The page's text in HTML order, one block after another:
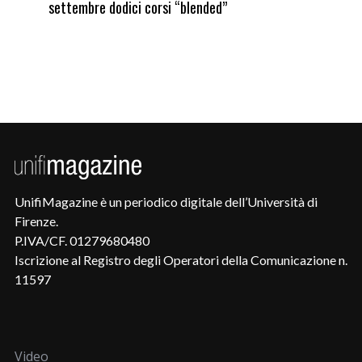
del Premio “Giancarlo Guasti”
UnifiMagazine è un periodico digitale dell’Università di
Firenze.
P.IVA/CF. 01279680480
Iscrizione al Registro degli Operatori della Comunicazione n.
11597
Video